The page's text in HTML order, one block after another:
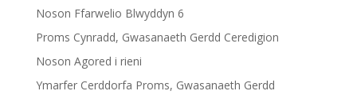
Noson Ffarwelio Blwyddyn 6
Proms Cynradd, Gwasanaeth Gerdd Ceredigion
Noson Agored i rieni
Ymarfer Cerddorfa Proms, Gwasanaeth Gerdd